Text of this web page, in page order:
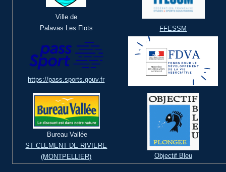
Ville de
Palavas Les Flots
FFESSM
https://pass.sports.gouv.fr
Bureau Vallée
ST CLEMENT DE RIVIERE
(MONTPELLIER)
Objectif Bleu